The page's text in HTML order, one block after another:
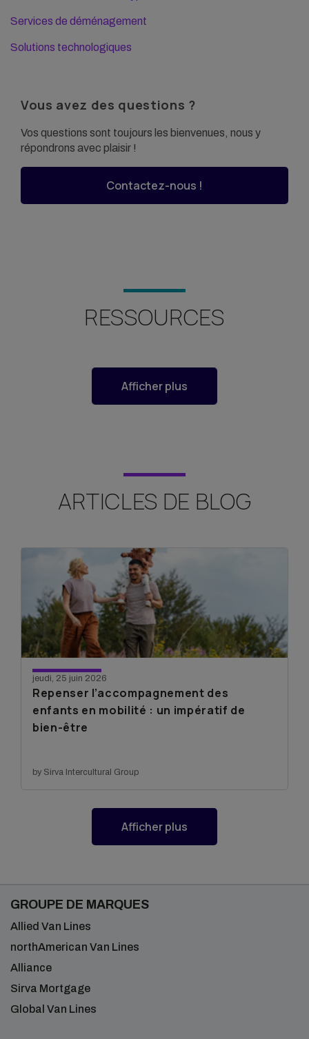
Services de déménagement
Solutions technologiques
Vous avez des questions ?
Vos questions sont toujours les bienvenues, nous y
répondrons avec plaisir !
Contactez-nous !
RESSOURCES
Afficher plus
ARTICLES DE BLOG
jeudi, 25 juin 2026
Repenser l’accompagnement des
enfants en mobilité : un impératif de
bien-être
by Sirva Intercultural Group
Afficher plus
GROUPE DE MARQUES
Allied Van Lines
northAmerican Van Lines
Alliance
Sirva Mortgage
Global Van Lines